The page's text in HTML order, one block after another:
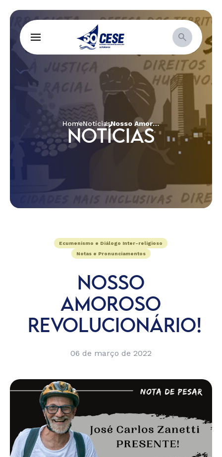
HomeNotícias Nosso Amoroso Revolucionário!
NOTÍCIAS
Ecumenismo e Diálogo Inter-religioso
Notas e Pronunciamentos
NOSSO
AMOROSO
REVOLUCIONÁRIO!
06 de março de 2022